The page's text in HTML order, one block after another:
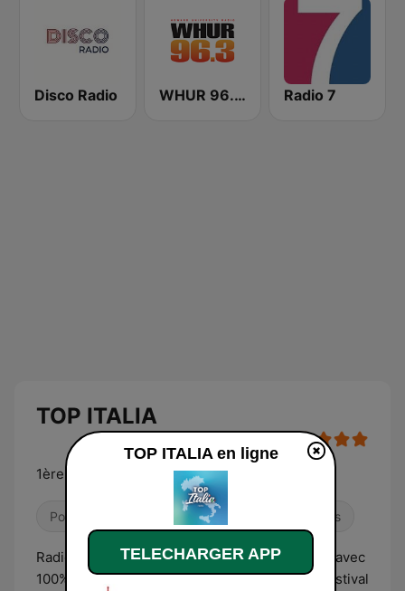
Disco Radio WHUR 96.3 FM Radio 7
TOP ITALIA
1ère radio italienne de france !
Pop / Top 40 Variété Infos internationales
Radio Top Italia, 1ère radio italienne de France avec
100% de hits et de nouveautés italiennes, le Festival
TOP ITALIA en ligne
TELECHARGER APP